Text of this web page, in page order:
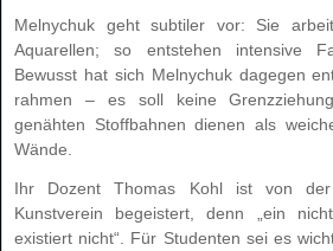
Melnychuk geht subtiler vor: Sie
Aquarellen; so entstehen intensive
Bewusst hat sich Melnychuk dagegen
rahmen – es soll keine
genähten Stoffbahnen dienen als
Wände.
Ihr Dozent Thomas Kohl ist von
Kunstverein begeistert, denn „ein
existiert nicht“. Für Studenten sei es